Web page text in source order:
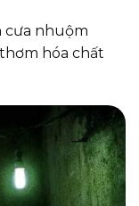
cưa nhuộm
hóa chất